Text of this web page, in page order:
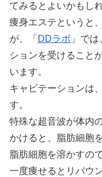
てみるとよいかもし
痩身エステというと
が、「 DDラボ 」で
ションを受けること
います。
キャビテーションは
す。
特殊な超音波が体内
かけると、脂肪細胞
脂肪細胞を溶かすの
一度痩せるとリバウ